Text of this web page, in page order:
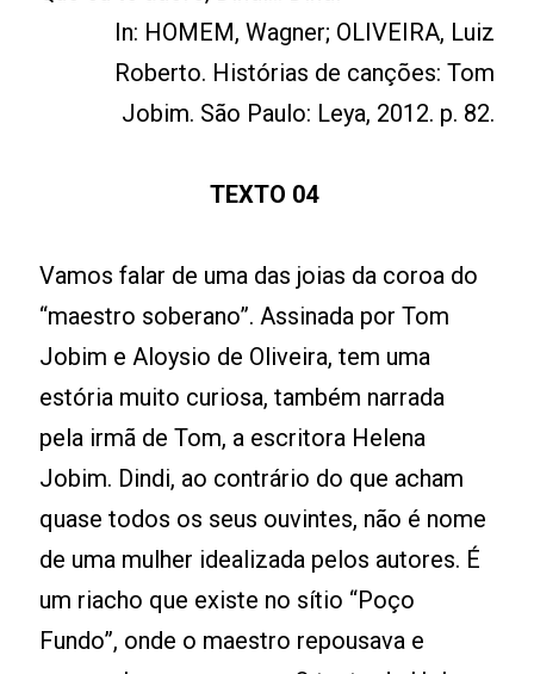
In: HOMEM, Wagner; OLIVEIRA, Luiz
Roberto. Histórias de canções: Tom
Jobim. São Paulo: Leya, 2012. p. 82.
TEXTO 04
Vamos falar de uma das joias da coroa do
“maestro soberano”. Assinada por Tom
Jobim e Aloysio de Oliveira, tem uma
estória muito curiosa, também narrada
pela irmã de Tom, a escritora Helena
Jobim. Dindi, ao contrário do que acham
quase todos os seus ouvintes, não é nome
de uma mulher idealizada pelos autores. É
um riacho que existe no sítio “Poço
Fundo”, onde o maestro repousava e